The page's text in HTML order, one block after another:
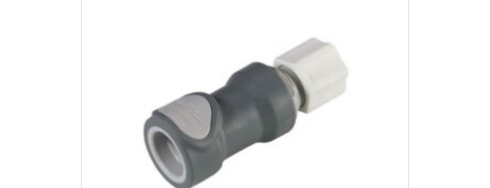
IN DEN WARENKORB